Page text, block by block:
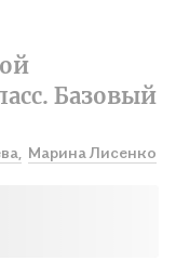
Базовый
Марина Лисенко